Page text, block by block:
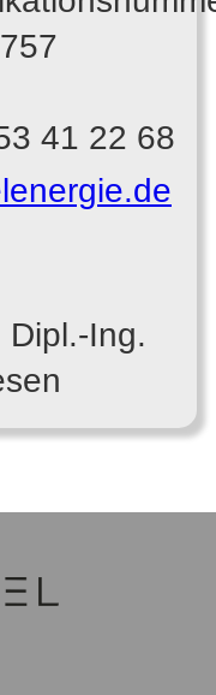
41 22 68
Ing.